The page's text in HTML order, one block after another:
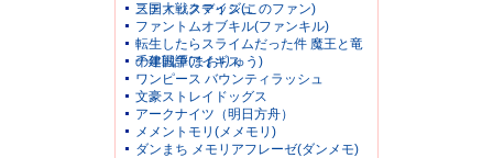
スティックデイズ(このファン)
三国大戦スマッシュ
ファントムオブキル(ファンキル)
転生したらスライムだった件 魔王と竜
の建国譚(まおりゅう)
千年戦争アイギス
ワンピース バウンティラッシュ
文豪ストレイドッグス
アークナイツ（明日方舟）
メメントモリ(メメモリ)
ダンまち メモリアフレーゼ(ダンメモ)